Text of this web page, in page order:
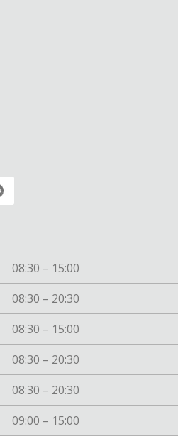
08:30 – 15:00
08:30 – 20:30
08:30 – 15:00
08:30 – 20:30
08:30 – 20:30
09:00 – 15:00